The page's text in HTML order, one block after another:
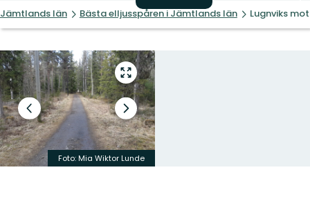
Jämtlands län Bästa elljusspåren i Jämtlands län Lugnviks
Gå
till
helskärmsläge
Föregående
bild
Nästa
bildspel
Foto: Mia Wiktor Lunde